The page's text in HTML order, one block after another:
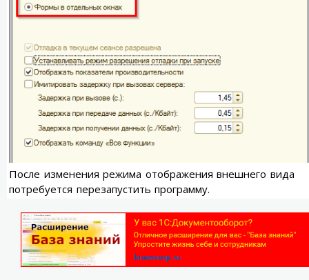
После изменения режима отображения внешнего вида
потребуется перезапустить программу.